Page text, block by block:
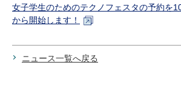
女子学生のためのテクノフェスタの予約を
から開始します！
ニュース一覧へ戻る